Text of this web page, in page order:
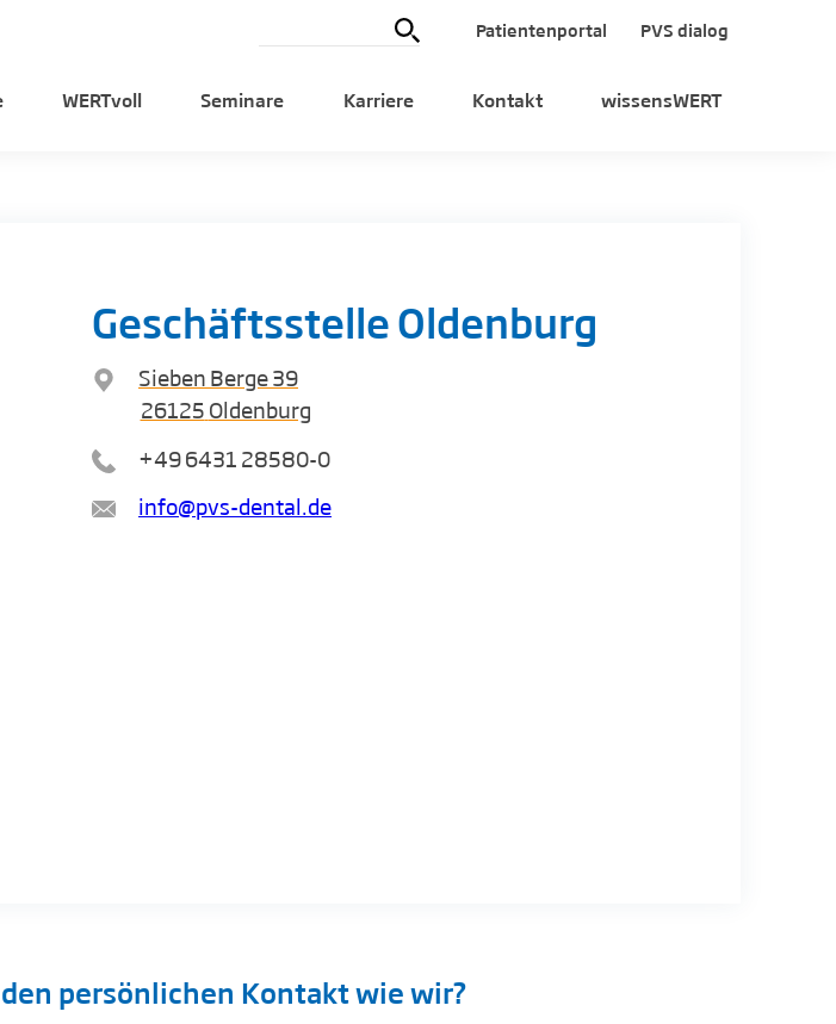
Patientenportal PVS dialog
WERTvoll Seminare Karriere Kontakt wissensWERT
Geschäftsstelle Oldenburg
Sieben Berge 39
26125Oldenburg
+49 6431 28580-0
info@pvs-dental.de
persönlichen Kontakt wie wir?